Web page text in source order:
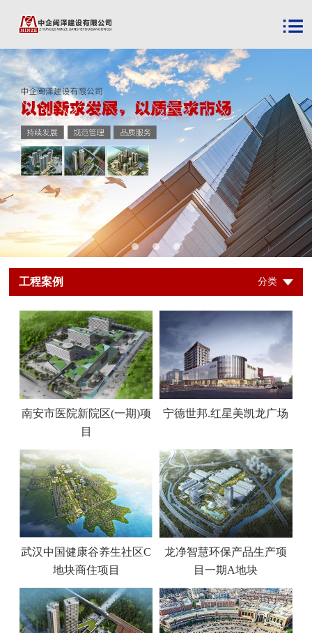
工程案例 分类
南安市医院新院区(一期)项
目
宁德世邦.红星美凯龙广场
武汉中国健康谷养生社区C
地块商住项目
龙净智慧环保产品生产项
目一期A地块